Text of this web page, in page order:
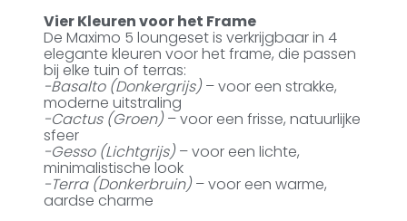
Vier Kleuren voor het Frame
De Maximo 5 loungeset is verkrijgbaar in 4
elegante kleuren voor het frame, die passen
bij elke tuin of terras:
-Basalto (Donkergrijs) – voor een strakke,
moderne uitstraling
-Cactus (Groen) – voor een frisse, natuurlijke
sfeer
-Gesso (Lichtgrijs) – voor een lichte,
minimalistische look
-Terra (Donkerbruin) – voor een warme,
aardse charme